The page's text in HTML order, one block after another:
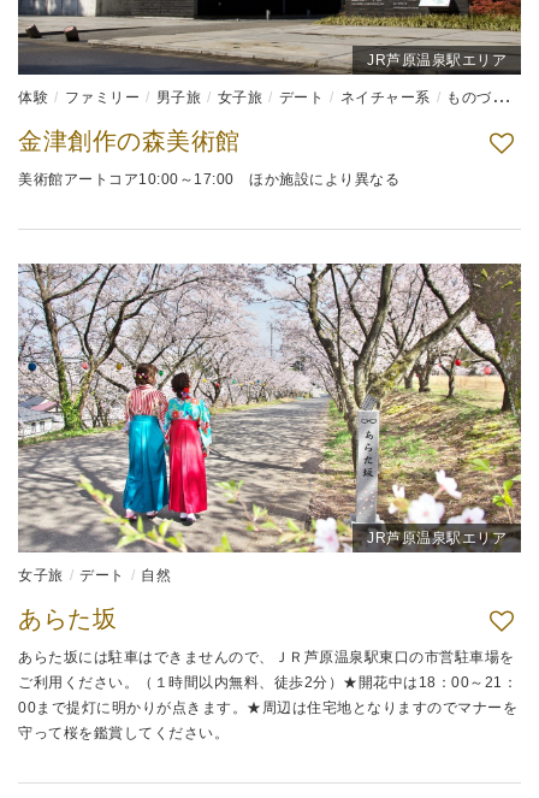
JR芦原温泉駅エリア
体験 ファミリー 男子旅 女子旅 デート ネイチャー系 ものづくり体験
金津創作の森美術館
美術館アートコア10:00～17:00 ほか施設により異なる
JR芦原温泉駅エリア
女子旅 デート 自然
あらた坂
あらた坂には駐車はできませんので、ＪＲ芦原温泉駅東口の市営駐車場を
ご利用ください。（１時間以内無料、徒歩2分）★開花中は18：00～21：
00まで提灯に明かりが点きます。★周辺は住宅地となりますのでマナーを
守って桜を鑑賞してください。